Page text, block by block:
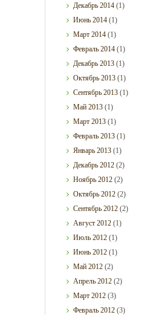
Декабрь2014 (1)
Июнь2014 (1)
Март2014 (1)
Февраль2014 (1)
Декабрь2013 (1)
Октябрь2013 (1)
Сентябрь2013 (1)
Май2013 (1)
Март2013 (1)
Февраль2013 (1)
Январь2013 (1)
Декабрь2012 (2)
Ноябрь2012 (2)
Октябрь2012 (2)
Сентябрь2012 (2)
Август2012 (1)
Июль2012 (1)
Июнь2012 (1)
Май2012 (2)
Апрель2012 (2)
Март2012 (3)
Февраль2012 (3)